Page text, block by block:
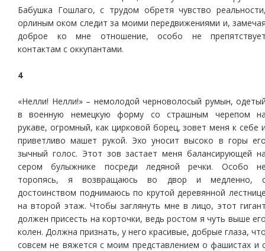
Бабушка Гошлаго, с трудом обретя чувство
орлиным оком следит за моими передвижениями и,
доброе ко мне отношение, особо не
контактам с оккупантами.
4
«Нелли! Нелли!» – немолодой черноволосый румын,
в военную немецкую форму со страшным черепом
рукаве, огромный, как цирковой борец, зовет меня к себе
приветливо машет рукой. Эхо уносит высоко в горы
зычный голос. Этот зов застает меня балансирующей
сером булыжнике посреди ледяной речки. Особо
торопясь, я возвращаюсь во двор и медленно,
достоинством поднимаюсь по крутой деревянной
на второй этаж. Чтобы заглянуть мне в лицо, этот
должен присесть на корточки, ведь ростом я чуть выше
колен. Должна признать, у него красивые, добрые глаза,
совсем не вяжется с моим представлением о фашистах и